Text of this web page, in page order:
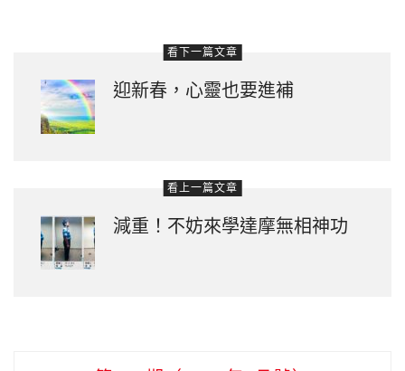
看下一篇文章
迎新春，心靈也要進補
看上一篇文章
減重！不妨來學達摩無相神功